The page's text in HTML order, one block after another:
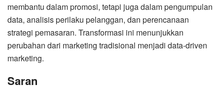
membantu dalam promosi, tetapi juga dalam pengumpulan
data, analisis perilaku pelanggan, dan perencanaan
strategi pemasaran. Transformasi ini menunjukkan
perubahan dari marketing tradisional menjadi data-driven
marketing.
Saran